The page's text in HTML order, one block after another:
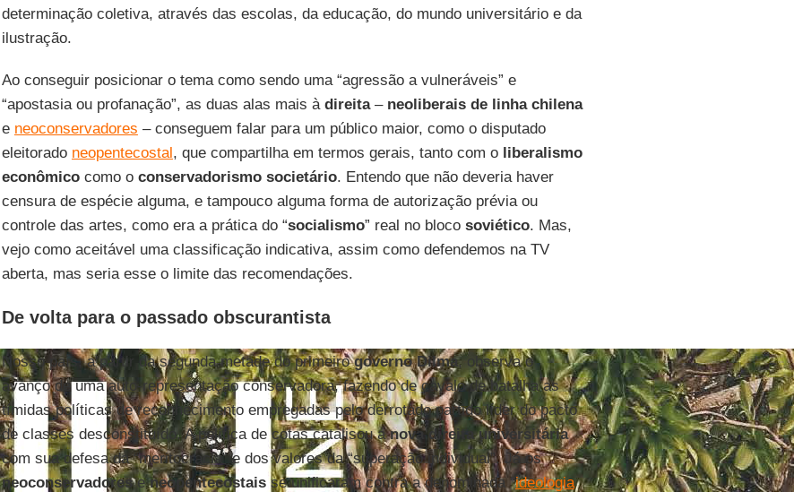
determinação coletiva, através das escolas, da educação, do mundo universitário e da
ilustração.
Ao conseguir posicionar o tema como sendo uma “agressão a vulneráveis” e
“apostasia ou profanação”, as duas alas mais à direita– neoliberais de linha chilena
e neoconservadores – conseguem falar para um público maior, como o disputado
eleitorado neopentecostal, que compartilha em termos gerais, tanto com o liberalismo
econômicocomo o conservadorismo societário. Entendo que não deveria haver
censura de espécie alguma, e tampouco alguma forma de autorização prévia ou
controle das artes, como era a prática do “socialismo” real no bloco soviético. Mas,
vejo como aceitável uma classificação indicativa, assim como defendemos na TV
aberta, mas seria esse o limite das recomendações.
De volta para o passado obscurantista
Nosso país, a partir da segunda metade do primeirogoverno Dilma, observa o
avanço de uma auto-representação conservadora, fazendo de cavalo de batalha as
tímidas políticas de reconhecimento empregadas pelo derrotado partido líder do pacto
de classes desconstituído. A política de cotas catalisou anova direita universitária
com sua defesa da “meritocracia” e dos valores da “superação individual”. Já os
neoconservadoreseneopentecostaisse unificaram contra a denominada “ideologia